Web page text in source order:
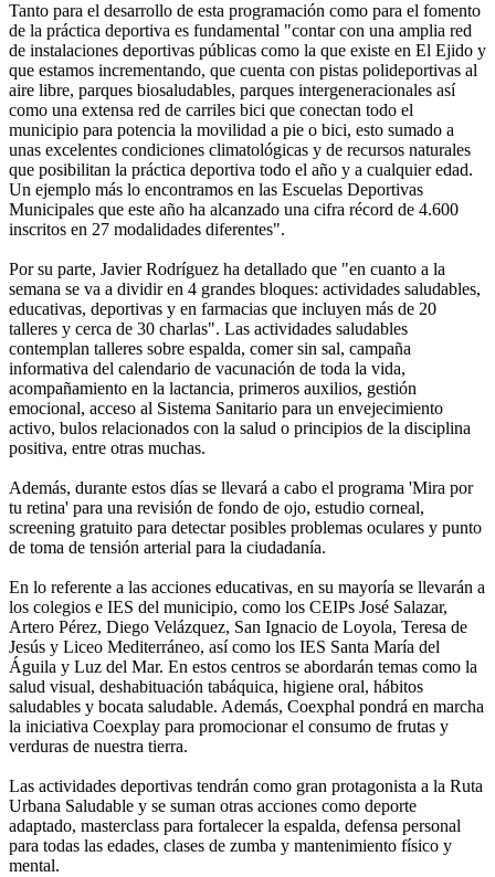
Tanto para el desarrollo de esta programación como para el fomento
de la práctica deportiva es fundamental "contar con una amplia red
de instalaciones deportivas públicas como la que existe en El Ejido y
que estamos incrementando, que cuenta con pistas polideportivas al
aire libre, parques biosaludables, parques intergeneracionales así
como una extensa red de carriles bici que conectan todo el
municipio para potencia la movilidad a pie o bici, esto sumado a
unas excelentes condiciones climatológicas y de recursos naturales
que posibilitan la práctica deportiva todo el año y a cualquier edad.
Un ejemplo más lo encontramos en las Escuelas Deportivas
Municipales que este año ha alcanzado una cifra récord de 4.600
inscritos en 27 modalidades diferentes".
Por su parte, Javier Rodríguez ha detallado que "en cuanto a la
semana se va a dividir en 4 grandes bloques: actividades saludables,
educativas, deportivas y en farmacias que incluyen más de 20
talleres y cerca de 30 charlas". Las actividades saludables
contemplan talleres sobre espalda, comer sin sal, campaña
informativa del calendario de vacunación de toda la vida,
acompañamiento en la lactancia, primeros auxilios, gestión
emocional, acceso al Sistema Sanitario para un envejecimiento
activo, bulos relacionados con la salud o principios de la disciplina
positiva, entre otras muchas.
Además, durante estos días se llevará a cabo el programa 'Mira por
tu retina' para una revisión de fondo de ojo, estudio corneal,
screening gratuito para detectar posibles problemas oculares y punto
de toma de tensión arterial para la ciudadanía.
En lo referente a las acciones educativas, en su mayoría se llevarán a
los colegios e IES del municipio, como los CEIPs José Salazar,
Artero Pérez, Diego Velázquez, San Ignacio de Loyola, Teresa de
Jesús y Liceo Mediterráneo, así como los IES Santa María del
Águila y Luz del Mar. En estos centros se abordarán temas como la
salud visual, deshabituación tabáquica, higiene oral, hábitos
saludables y bocata saludable. Además, Coexphal pondrá en marcha
la iniciativa Coexplay para promocionar el consumo de frutas y
verduras de nuestra tierra.
Las actividades deportivas tendrán como gran protagonista a la Ruta
Urbana Saludable y se suman otras acciones como deporte
adaptado, masterclass para fortalecer la espalda, defensa personal
para todas las edades, clases de zumba y mantenimiento físico y
mental.